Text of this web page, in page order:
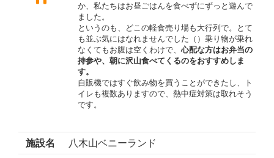
か、私たちはお昼ごはんを食べずにずっと遊んで
ました。
というのも、どこの軽食売り場も大行列で。とて
も並ぶ気にはなれませんでした（）乗り物が乗れ
なくてもお腹は空くわけで、心配な方はお弁当の
持参や、朝に沢山食べてくるのをおすすめしま
す。
自販機ではすぐ飲み物を買うことができたし、ト
イレも複数ありますので、熱中症対策は取れそう
です。
施設名 八木山ベニーランド